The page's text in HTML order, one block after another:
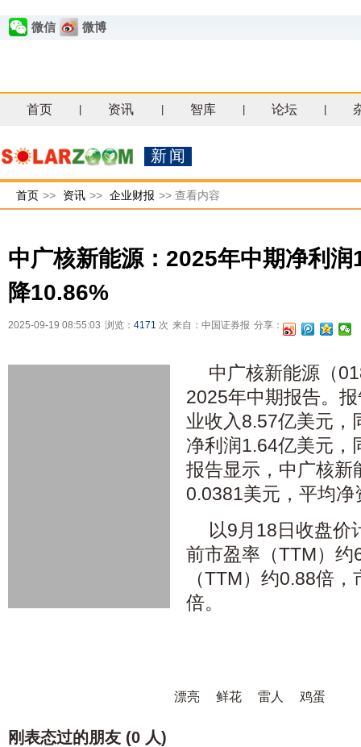
微信 微博
首页 资讯 智库 论坛
新闻
首页 >> 资讯 >> 企业财报 >> 查看内容
中广核新能源：2025年中期净利
降10.86%
2025-09-19 08:55:03 浏览： 4171 次 来自：中国证券报 分享：
中广核新能源（
2025年中期报告。
业收入8.57亿美元，
净利润1.64亿美元，
报告显示，中广核新
0.0381美元，平均
以9月18日收盘价
前市盈率（TTM）约
（TTM）约0.88倍
倍。
漂亮 鲜花 雷人 鸡蛋
刚表态过的朋友 (0 人)